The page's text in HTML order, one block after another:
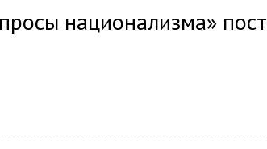
национализма»